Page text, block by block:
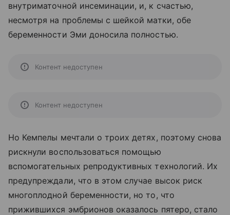
внутриматочной инсеминации, и, к счастью,
несмотря на проблемы с шейкой матки, обе
беременности Эми доносила полностью.
Контент недоступен
Контент недоступен
Но Кемпелы мечтали о троих детях, поэтому снова
рискнули воспользоваться помощью
вспомогательных репродуктивных технологий. Их
предупреждали, что в этом случае высок риск
многоплодной беременности, но то, что
прижившихся эмбрионов оказалось пятеро, стало